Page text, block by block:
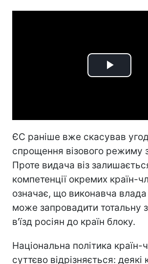
Play
ЄС раніше вже скасував
спрощення візового режиму
Проте видача віз
компетенції окремих країн-
означає, що виконавча влада
може запровадити тотальну
в'їзд росіян до країн блоку.
Національна політика країн-
суттєво відрізняється: деякі